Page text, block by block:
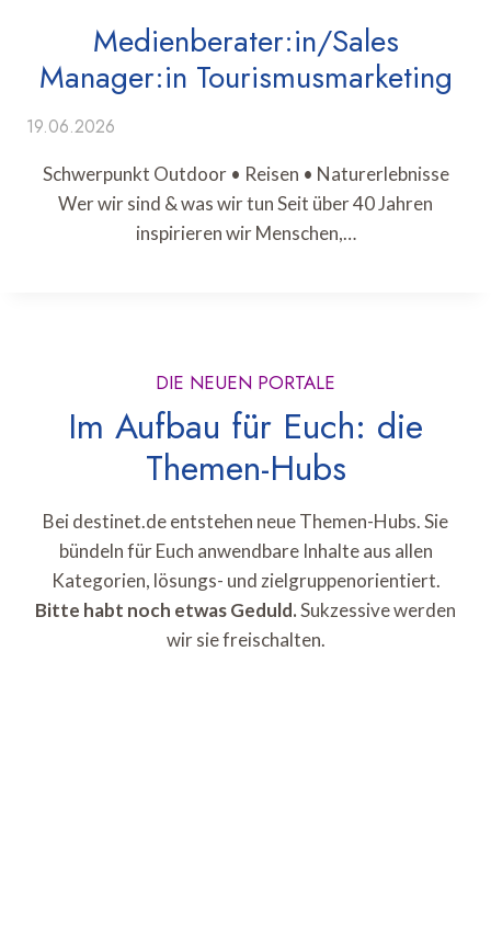
Medienberater:in/Sales
Manager:in Tourismusmarketing
19.06.2026
Schwerpunkt Outdoor • Reisen • Naturerlebnisse
Wer wir sind & was wir tun Seit über 40 Jahren
inspirieren wir Menschen,…
DIE NEUEN PORTALE
Im Aufbau für Euch: die
Themen-Hubs
Bei destinet.de entstehen neue Themen-Hubs. Sie
bündeln für Euch anwendbare Inhalte aus allen
Kategorien, lösungs- und zielgruppenorientiert.
Bitte habt noch etwas Geduld.Sukzessive werden
wir sie freischalten.